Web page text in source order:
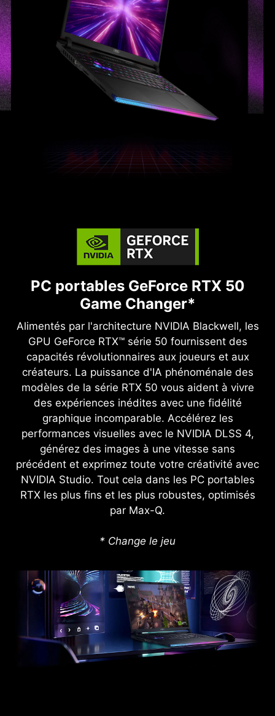
PC portables GeForce RTX 50
Game Changer*
Alimentés par l'architecture NVIDIA Blackwell, les
GPU GeForce RTX™ série 50 fournissent des
capacités révolutionnaires aux joueurs et aux
créateurs. La puissance d'IA phénoménale des
modèles de la série RTX 50 vous aident à vivre
des expériences inédites avec une fidélité
graphique incomparable. Accélérez les
performances visuelles avec le NVIDIA DLSS 4,
générez des images à une vitesse sans
précédent et exprimez toute votre créativité avec
NVIDIA Studio. Tout cela dans les PC portables
RTX les plus fins et les plus robustes, optimisés
par Max-Q.
* Change le jeu